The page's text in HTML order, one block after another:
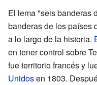
El lema "seis banderas
banderas de los países
a lo largo de la historia.
en tener control sobre
fue territorio francés y
Unidosen 1803.